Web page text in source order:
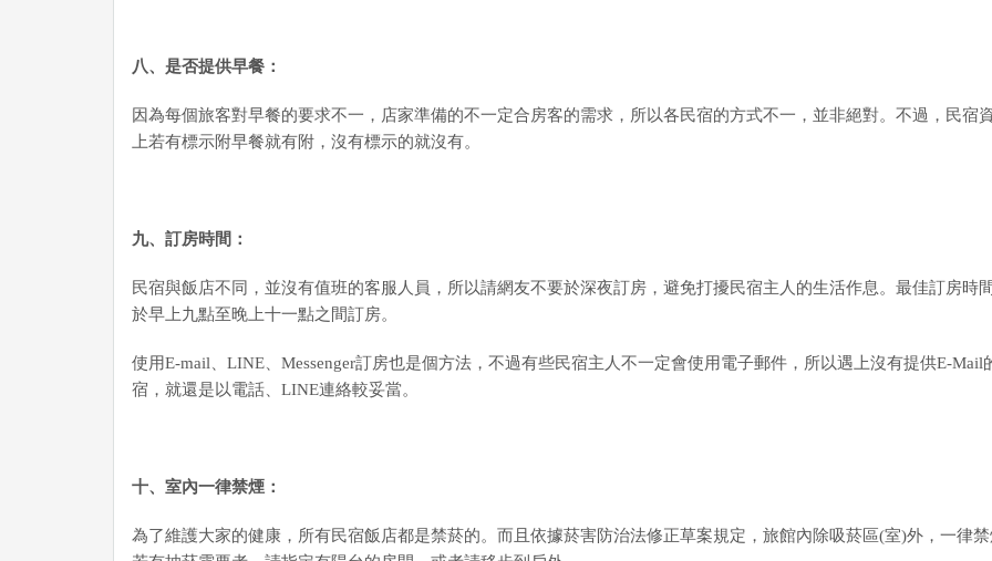
八、是否提供早餐：
因為每個旅客對早餐的要求不一，店家準備的不一定合房客的需求，所以各民宿的方式不一，並非絕對。不過，民宿
上若有標示附早餐就有附，沒有標示的就沒有。
九、訂房時間：
民宿與飯店不同，並沒有值班的客服人員，所以請網友不要於深夜訂房，避免打擾民宿主人的生活作息。最佳訂房時
於早上九點至晚上十一點之間訂房。
使用E-mail、LINE、Messenger訂房也是個方法，不過有些民宿主人不一定會使用電子郵件，所以遇上沒有提供E-Mail
宿，就還是以電話、LINE連絡較妥當。
十、室內一律禁煙：
為了維護大家的健康，所有民宿飯店都是禁菸的。而且依據菸害防治法修正草案規定，旅館內除吸菸區(室)外，一律禁